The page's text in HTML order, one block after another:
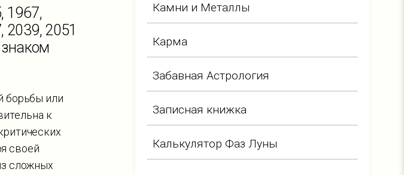
1967,
2039, 2051
борьбы или
к
своей
сложных
Камни и Металлы
Карма
Забавная Астрология
Записная книжка
Калькулятор Фаз Луны